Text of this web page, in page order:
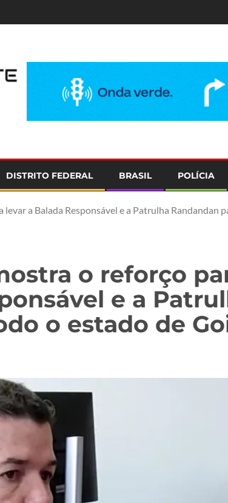
DISTRITO FEDERAL BRASIL POLÍCIA
a Balada Responsável e a Patrulha Randandan
o reforço
e a
o estado de